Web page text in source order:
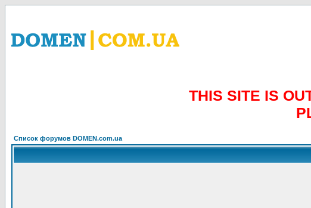
THIS SITE IS
Список форумов DOMEN.com.ua